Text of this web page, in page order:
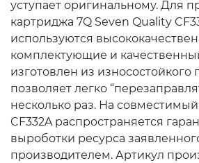
уступает оригинальному. Для
картриджа 7Q Seven Quality
используются
комплектующие и
изготовлен из износостойкого
позволяет легко
несколько раз. На
CF332A распространяется
выроботки ресурса
производителем. Артикул